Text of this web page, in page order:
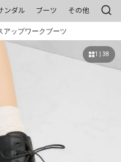
ンダル ブーツ その他
アップワークブーツ
1 | 38